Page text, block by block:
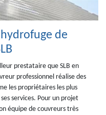
de
prestataire que SLB en
professionnel réalise des
les propriétaires les plus
services. Pour un projet
équipe de couvreurs très